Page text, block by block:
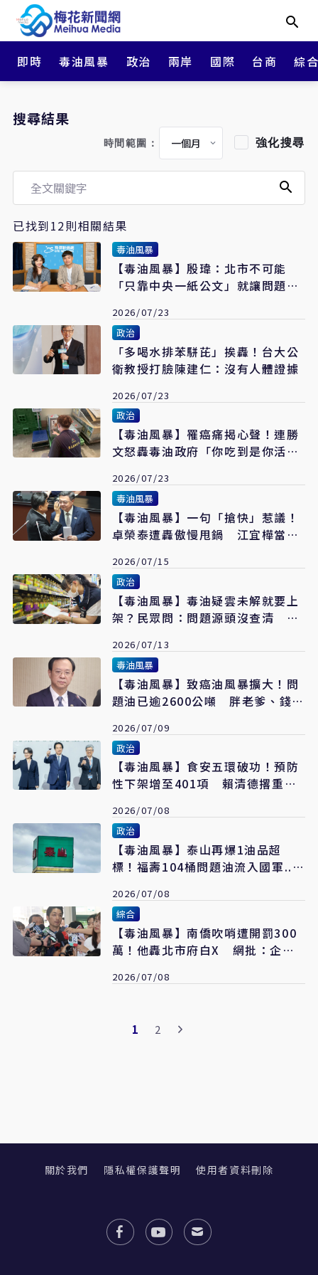
即時 毒油風暴 政治 兩岸 國際 台商 綜
搜尋結果
時間範圍： 強化搜尋
已找到12則相關結果
毒油風暴
【毒油風暴】殷瑋：北市不可能
「只靠中央一紙公文」就讓問題油
2026/07/23
政治
「多喝水排苯駢芘」挨轟！台大公
衛教授打臉陳建仁：沒有人體證據
2026/07/23
政治
【毒油風暴】罹癌痛揭心聲！連勝
文怒轟毒油政府「你吃到是你活
2026/07/23
毒油風暴
【毒油風暴】一句「搶快」惹議！
卓榮泰遭轟傲慢甩鍋 江宜樺當年
2026/07/15
政治
【毒油風暴】毒油疑雲未解就要上
架？民眾問：問題源頭沒查清 誰
2026/07/13
毒油風暴
【毒油風暴】致癌油風暴擴大！問
題油已逾2600公噸 胖老爹、錢櫃
2026/07/09
政治
【毒油風暴】食安五環破功！預防
性下架增至401項 賴清德撂重話
2026/07/08
政治
【毒油風暴】泰山再爆1油品超
標！福壽104桶問題油流入國軍...
2026/07/08
綜合
【毒油風暴】南僑吹哨遭開罰300
萬！他轟北市府白X 網批：企圖
2026/07/08
1 2
關於我們 隱私權保護聲明 使用者資料刪除